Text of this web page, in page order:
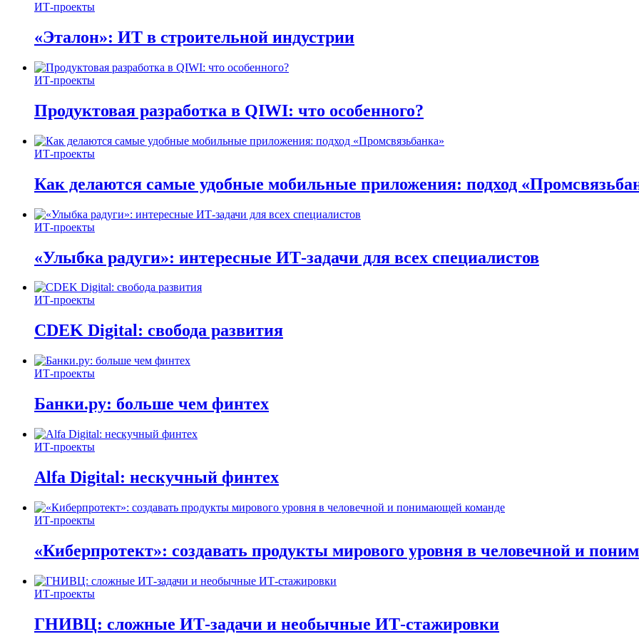
ИТ-проекты
«Эталон»: ИТ в строительной индустрии
ИТ-проекты
Продуктовая разработка в QIWI: что особенного?
ИТ-проекты
Как делаются самые удобные мобильные приложения: подход
ИТ-проекты
«Улыбка радуги»: интересные ИТ-задачи для всех специалистов
ИТ-проекты
CDEK Digital: свобода развития
ИТ-проекты
Банки.ру: больше чем финтех
ИТ-проекты
Alfa Digital: нескучный финтех
ИТ-проекты
«Киберпротект»: создавать продукты мирового уровня в человечной и
ИТ-проекты
ГНИВЦ: сложные ИТ‑задачи и необычные ИТ‑стажировки